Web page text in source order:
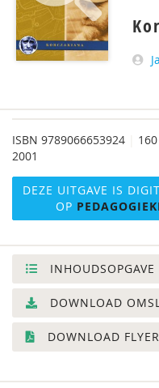
ISBN 9789066653924
2001
DEZE UITGAVE IS
OP
INHOUDSOPGAVE
DOWNLOAD
DOWNLOAD FLYER